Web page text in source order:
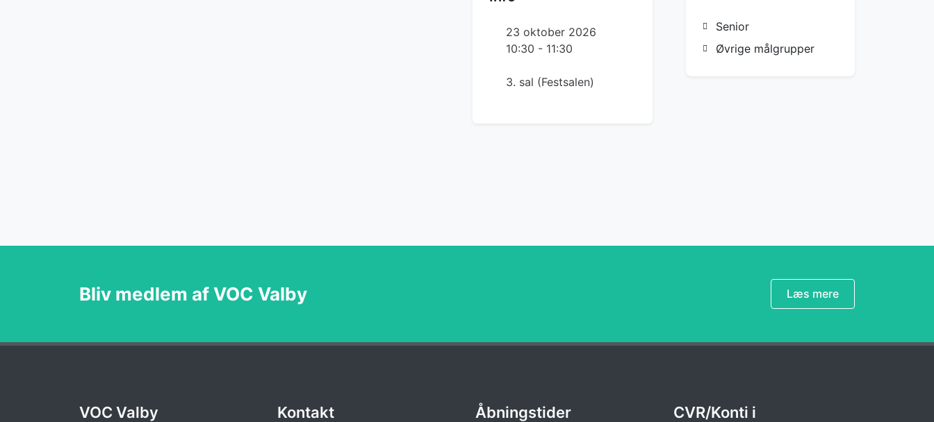
23 oktober 2026
10:30 - 11:30
3. sal (Festsalen)
Senior
Øvrige målgrupper
Bliv medlem af VOC Valby Læs mere
VOC Valby Kontakt Åbningstider
CVR/Konti i